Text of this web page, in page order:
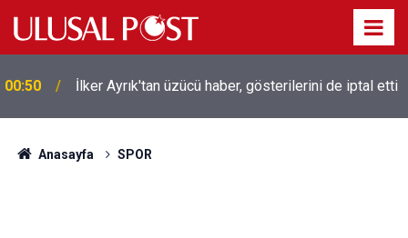
00:39
Liverpool efsanesi Mısırlı yıldız Mohamed Salah
Trabzonspor ile anlaştı! Yarın geliyor
Anasayfa SPOR